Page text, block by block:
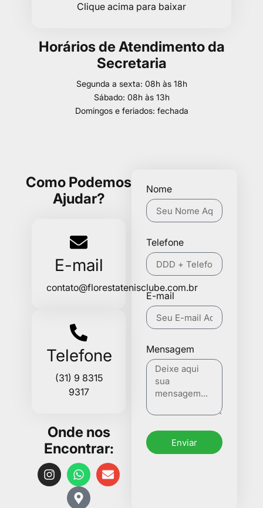
Clique acima para baixar
Horários de Atendimento da
Secretaria
Segunda a sexta: 08h às 18h
Sábado: 08h às 13h
Domingos e feriados: fechada
Nome
Telefone
E-mail
Mensagem
Enviar
Como Podemos
Ajudar?
E-mail
contato@florestatenisclube.com.br
Telefone
(31) 9 8315
9317
Onde nos
Encontrar: